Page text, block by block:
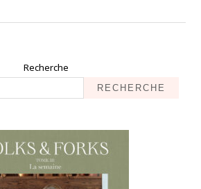
Recherche
RECHERCHE